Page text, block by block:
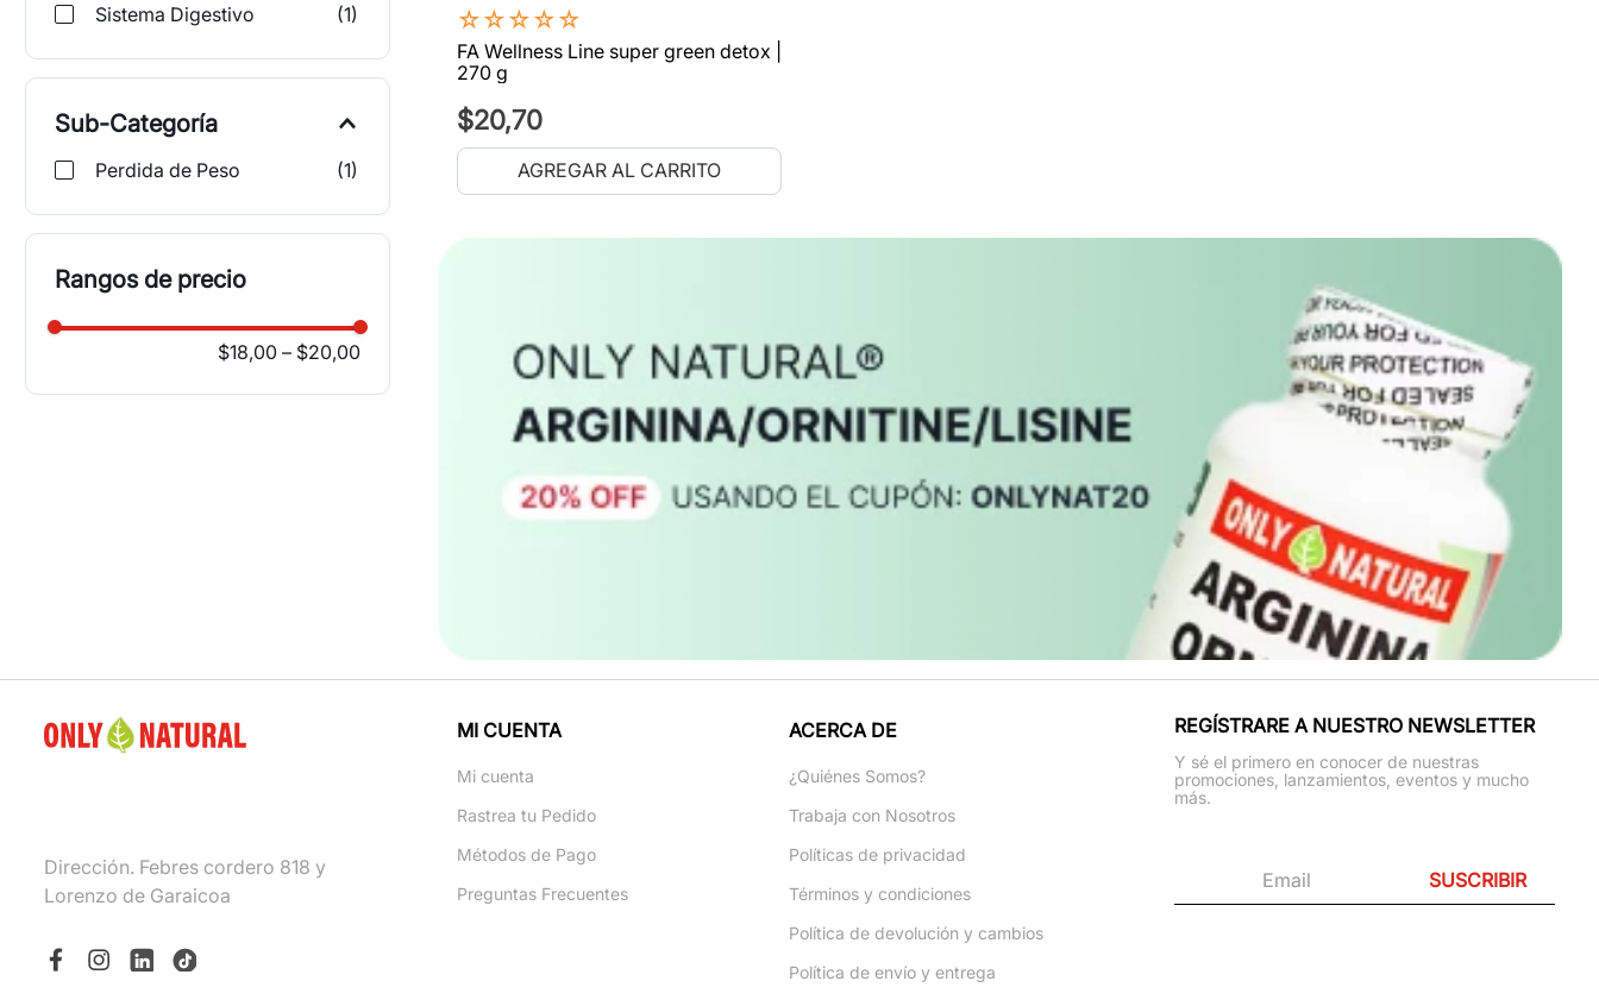
Sistema Digestivo (1)
Sub-Categoría
Perdida de Peso (1)
Rangos de precio
$18,00 – $20,00
☆☆☆☆☆
FA Wellness Line super green detox |
270 g
$20,70
AGREGAR AL CARRITO
Dirección. Febres cordero 818 y
Lorenzo de Garaicoa
MI CUENTA
Mi cuenta
Rastrea tu Pedido
Métodos de Pago
Preguntas Frecuentes
ACERCA DE
¿Quiénes Somos?
Trabaja con Nosotros
Políticas de privacidad
Términos y condiciones
Política de devolución y cambios
Política de envío y entrega
REGÍSTRARE A NUESTRO NEWSLETTER
Y sé el primero en conocer de nuestras
promociones, lanzamientos, eventos y mucho
más.
SUSCRIBIR